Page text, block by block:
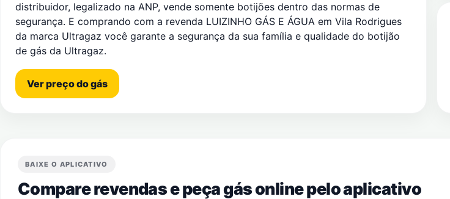
distribuidor, legalizado na ANP, vende somente botijões dentro das normas de
segurança. E comprando com a revenda LUIZINHO GÁS E ÁGUA em Vila Rodrigues
da marca Ultragaz você garante a segurança da sua família e qualidade do botijão
de gás da Ultragaz.
Ver preço do gás
BAIXE O APLICATIVO
Compare revendas e peça gás online pelo aplicativo